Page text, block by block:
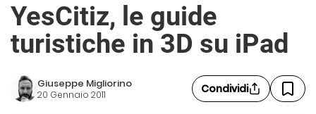
YesCitiz, le guide
turistiche in 3D su iPad
Giuseppe Migliorino
20 Gennaio 2011 Condividi